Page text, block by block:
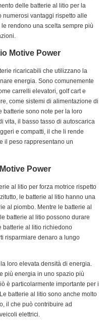
delle batterie al litio per la
numerosi vantaggi rispetto alle
rendono una scelta sempre più
Motive Power
ricaricabili che utilizzano la
energia. Sono comunemente
carrelli elevatori, golf cart e
come sistemi di alimentazione di
batterie sono note per la loro
vita, il basso tasso di autoscarica
e compatti, il che li rende
il peso rappresentano un
Power
al litio per forza motrice rispetto
le batterie al litio hanno una
al piombo. Mentre le batterie al
batterie al litio possono durare
batterie al litio richiedono
risparmiare denaro a lungo
loro elevata densità di energia.
più energia in uno spazio più
è particolarmente importante per i
batterie al litio sono anche molto
il che può contribuire ad
elettrici.